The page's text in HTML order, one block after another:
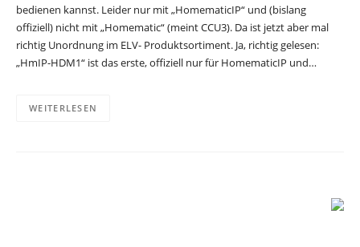
bedienen kannst. Leider nur mit „HomematicIP“ und (bislang
offiziell) nicht mit „Homematic“ (meint CCU3). Da ist jetzt aber mal
richtig Unordnung im ELV- Produktsortiment. Ja, richtig gelesen:
„HmIP-HDM1“ ist das erste, offiziell nur für HomematicIP und…
WEITERLESEN